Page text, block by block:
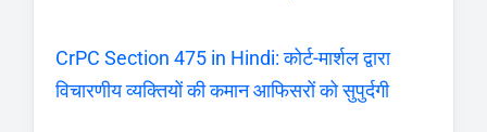
CrPC Section 475 in Hindi: कोर्ट-मार्शल द्वारा
विचारणीय व्यक्तियों की कमान आफिसरों को सुपुर्दगी